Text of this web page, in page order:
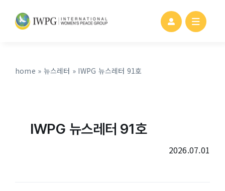
home » 뉴스레터 » IWPG 뉴스레터 91호
IWPG 뉴스레터 91호
2026.07.01